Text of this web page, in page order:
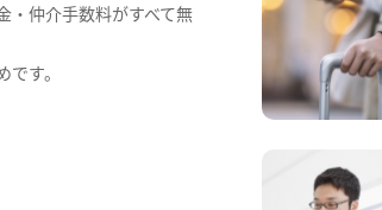
・仲介手数料がすべて無
す。